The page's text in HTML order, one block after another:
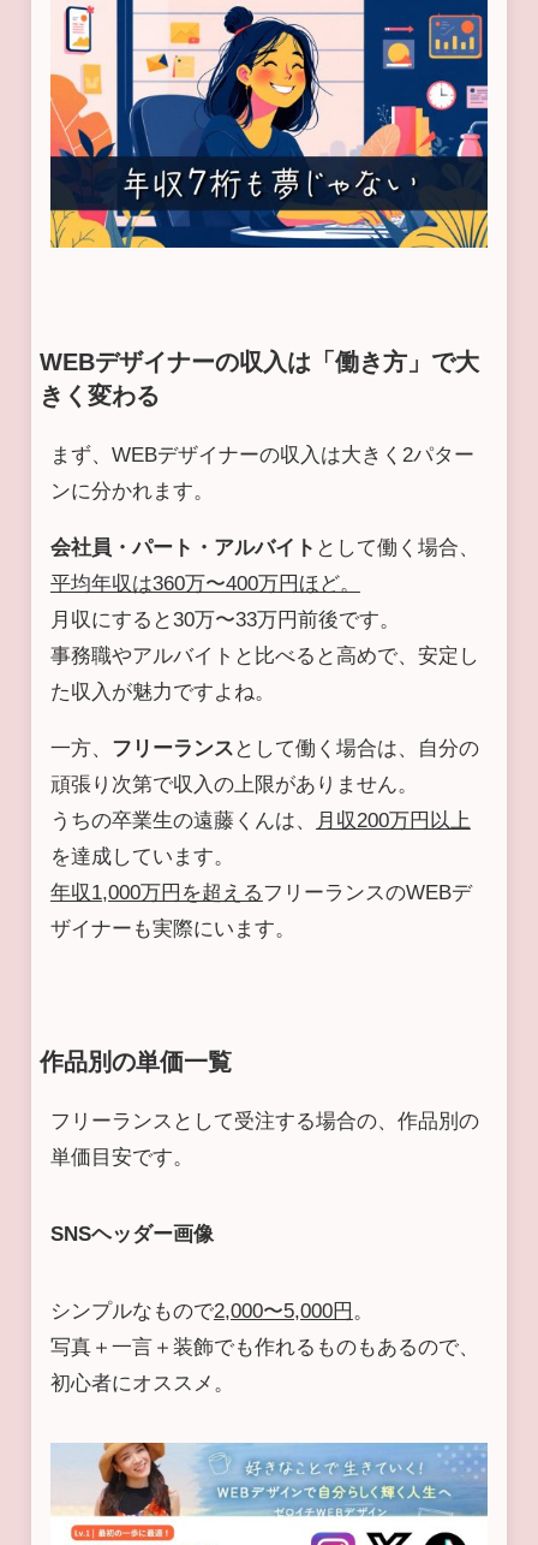
WEBデザイナーの収入は「働き方」で大
きく変わる
まず、WEBデザイナーの収入は大きく2パター
ンに分かれます。
会社員・パート・アルバイト として働く場合、
平均年収は360万〜400万円ほど。
月収にすると30万〜33万円前後です。
事務職やアルバイトと比べると高めで、安定し
た収入が魅力ですよね。
一方、 フリーランス として働く場合は、自分の
頑張り次第で収入の上限がありません。
うちの卒業生の遠藤くんは、
月収200万円以上
を達成しています。
年収1,000万円を超えるフリーランスのWEBデ
ザイナーも実際にいます。
作品別の単価一覧
フリーランスとして受注する場合の、作品別の
単価目安です。
SNSヘッダー画像
シンプルなもので2,000〜5,000円 。
写真＋一言＋装飾でも作れるものもあるので、
初心者にオススメ。